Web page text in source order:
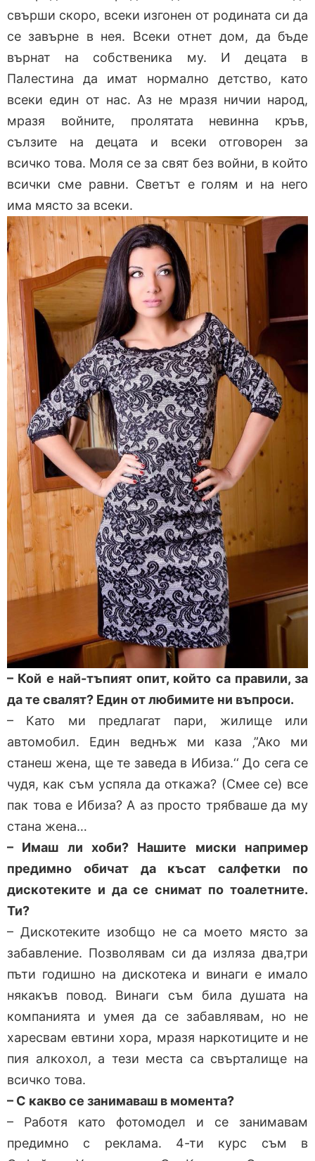
свърши скоро, всеки изгонен от родината си да
се завърне в нея. Всеки отнет дом, да бъде
върнат на собственика му. И децата в
Палестина да имат нормално детство, като
всеки един от нас. Аз не мразя ничии народ,
мразя войните, пролятата невинна кръв,
сълзите на децата и всеки отговорен за
всичко това. Моля се за свят без войни, в който
всички сме равни. Светът е голям и на него
има място за всеки.
– Кой е най-тъпият опит, който са правили, за
да те свалят? Един от любимите ни въпроси.
– Като ми предлагат пари, жилище или
автомобил. Един веднъж ми каза ‚”Ако ми
станеш жена, ще те заведа в Ибиза.‘‘ До сега се
чудя, как съм успяла да откажа? (Смее се) все
пак това е Ибиза? А аз просто трябваше да му
стана жена…
– Имаш ли хоби? Нашите миски например
предимно обичат да късат салфетки по
дискотеките и да се снимат по тоалетните.
Ти?
– Дискотеките изобщо не са моето място за
забавление. Позволявам си да изляза два,три
пъти годишно на дискотека и винаги е имало
някакъв повод. Винаги съм била душата на
компанията и умея да се забавлявам, но не
харесвам евтини хора, мразя наркотиците и не
пия алкохол, а тези места са свърталище на
всичко това.
– С какво се занимаваш в момента?
– Работя като фотомодел и се занимавам
предимно с реклама. 4-ти курс съм в